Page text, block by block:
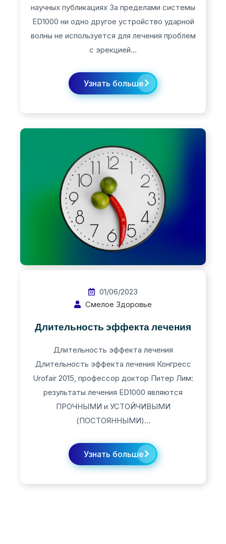
научных публикациях За пределами системы
ED1000 ни одно другое устройство ударной
волны не используется для лечения проблем
с эрекцией...
Узнать больше
01/06/2023
Смелое Здоровье
Длительность эффекта лечения
Длительность эффекта лечения
Длительность эффекта лечения Конгресс
Urofair 2015, профессор доктор Питер Лим:
результаты лечения ED1000 являются
ПРОЧНЫМИ и УСТОЙЧИВЫМИ
(ПОСТОЯННЫМИ)...
Узнать больше